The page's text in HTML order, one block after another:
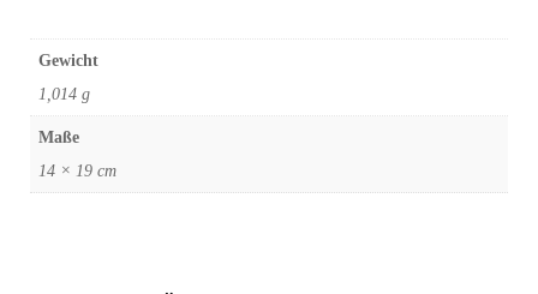
Gewicht
1,014 g
Maße
14 × 19 cm